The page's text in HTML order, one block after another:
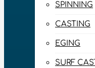
SPINNING
CASTING
EGING
SURF